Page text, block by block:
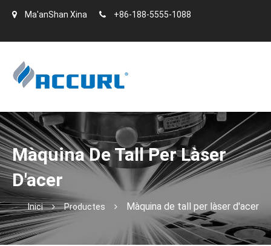
Ma'anShan Xina +86-188-5555-1088
Màquina De Tall Per Làser
D'acer
Inici Productes Màquina de tall per làser d'acer